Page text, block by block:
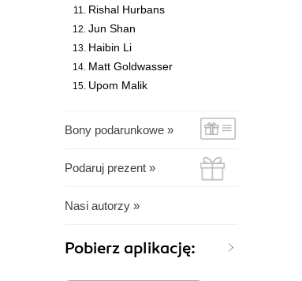
Rishal Hurbans
Jun Shan
Haibin Li
Matt Goldwasser
Upom Malik
Bony podarunkowe »
Podaruj prezent »
Nasi autorzy »
Pobierz aplikację: